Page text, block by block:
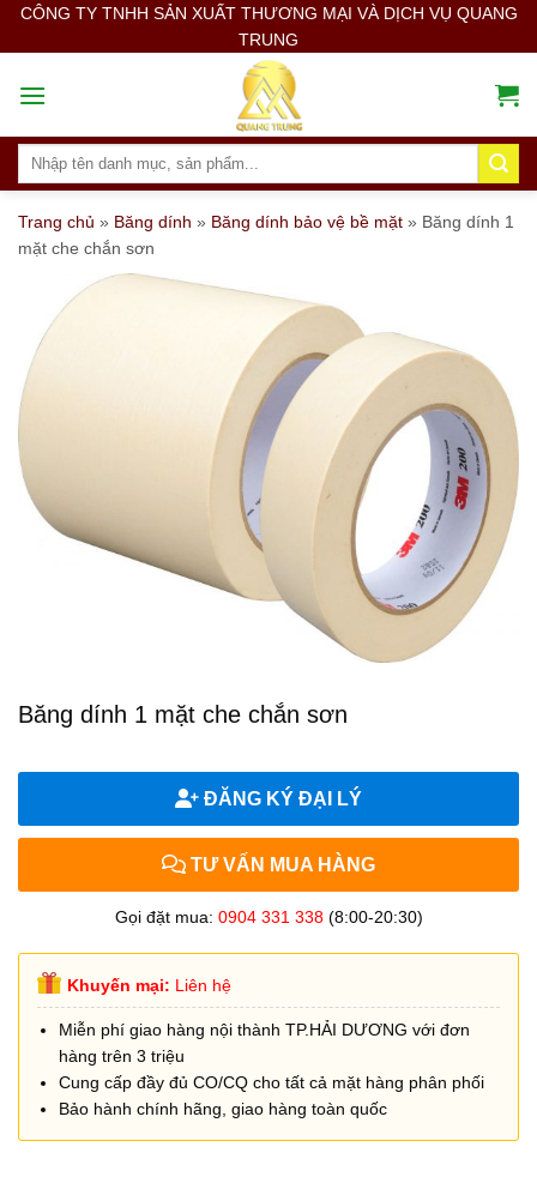
SkipCÔNG TY TNHH SẢN XUẤT THƯƠNG MẠI VÀ DỊCH VỤ QUANG
TRUNG
Search
Trang chủ » Băng dính » Băng dính bảo vệ bề mặt » Băng dính 1
mặt che chắn sơn
Băng dính 1 mặt che chắn sơn
ĐĂNG KÝ ĐẠI LÝ
TƯ VẤN MUA HÀNG
Gọi đặt mua: 0904 331 338(8:00-20:30)
Khuyến mại: Liên hệ
Miễn phí giao hàng nội thành TP.HẢI DƯƠNG với đơn
hàng trên 3 triệu
Cung cấp đầy đủ CO/CQ cho tất cả mặt hàng phân phối
Bảo hành chính hãng, giao hàng toàn quốc